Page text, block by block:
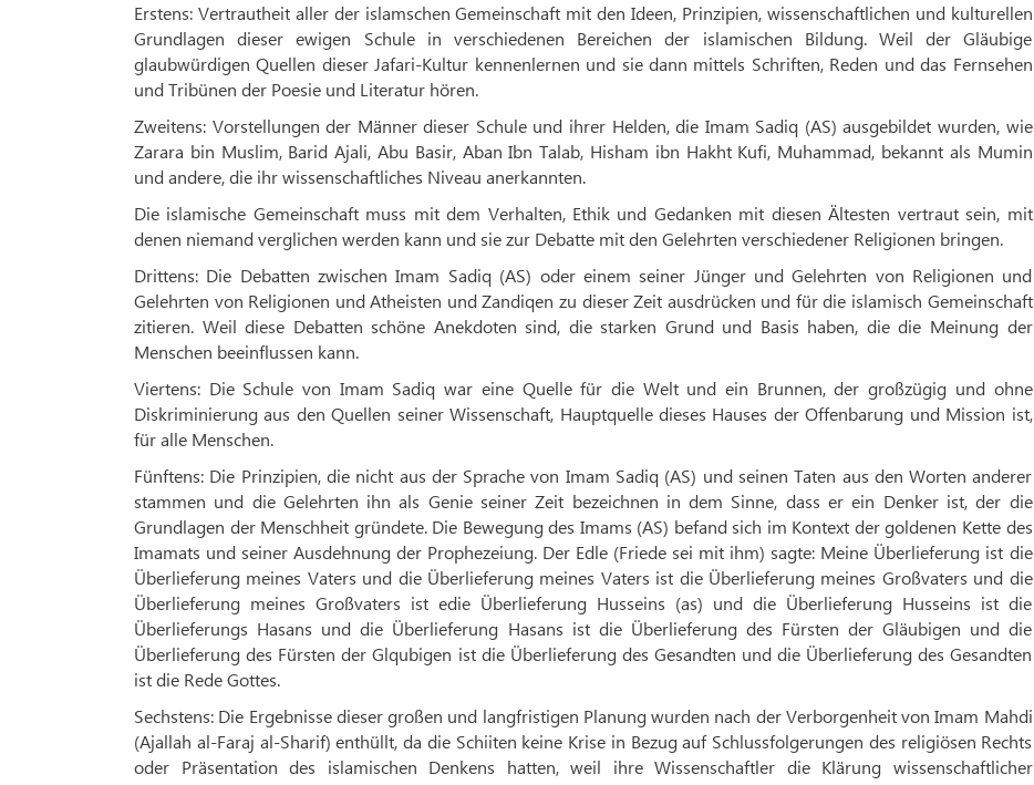
Erstens: Vertrautheit aller der islamschen Gemeinschaft mit den Ideen, Prinzipien, wissenschaftlichen und kulturellen
Grundlagen dieser ewigen Schule in verschiedenen Bereichen der islamischen Bildung. Weil der Gläubige
glaubwürdigen Quellen dieser Jafari-Kultur kennenlernen und sie dann mittels Schriften, Reden und das Fernsehen
und Tribünen der Poesie und Literatur hören.
Zweitens: Vorstellungen der Männer dieser Schule und ihrer Helden, die Imam Sadiq (AS) ausgebildet wurden, wie
Zarara bin Muslim, Barid Ajali, Abu Basir, Aban Ibn Talab, Hisham ibn Hakht Kufi, Muhammad, bekannt als Mumin
und andere, die ihr wissenschaftliches Niveau anerkannten.
Die islamische Gemeinschaft muss mit dem Verhalten, Ethik und Gedanken mit diesen Ältesten vertraut sein, mit
denen niemand verglichen werden kann und sie zur Debatte mit den Gelehrten verschiedener Religionen bringen.
Drittens: Die Debatten zwischen Imam Sadiq (AS) oder einem seiner Jünger und Gelehrten von Religionen und
Gelehrten von Religionen und Atheisten und Zandiqen zu dieser Zeit ausdrücken und für die islamisch Gemeinschaft
zitieren. Weil diese Debatten schöne Anekdoten sind, die starken Grund und Basis haben, die die Meinung der
Menschen beeinflussen kann.
Viertens: Die Schule von Imam Sadiq war eine Quelle für die Welt und ein Brunnen, der großzügig und ohne
Diskriminierung aus den Quellen seiner Wissenschaft, Hauptquelle dieses Hauses der Offenbarung und Mission ist,
für alle Menschen.
Fünftens: Die Prinzipien, die nicht aus der Sprache von Imam Sadiq (AS) und seinen Taten aus den Worten anderer
stammen und die Gelehrten ihn als Genie seiner Zeit bezeichnen in dem Sinne, dass er ein Denker ist, der die
Grundlagen der Menschheit gründete. Die Bewegung des Imams (AS) befand sich im Kontext der goldenen Kette des
Imamats und seiner Ausdehnung der Prophezeiung. Der Edle (Friede sei mit ihm) sagte: Meine Überlieferung ist die
Überlieferung meines Vaters und die Überlieferung meines Vaters ist die Überlieferung meines Großvaters und die
Überlieferung meines Großvaters ist edie Überlieferung Husseins (as) und die Überlieferung Husseins ist die
Überlieferungs Hasans und die Überlieferung Hasans ist die Überlieferung des Fürsten der Gläubigen und die
Überlieferung des Fürsten der Glqubigen ist die Überlieferung des Gesandten und die Überlieferung des Gesandten
ist die Rede Gottes.
Sechstens: Die Ergebnisse dieser großen und langfristigen Planung wurden nach der Verborgenheit von Imam Mahdi
(Ajallah al-Faraj al-Sharif) enthüllt, da die Schiiten keine Krise in Bezug auf Schlussfolgerungen des religiösen Rechts
oder Präsentation des islamischen Denkens hatten, weil ihre Wissenschaftler die Klärung wissenschaftlicher